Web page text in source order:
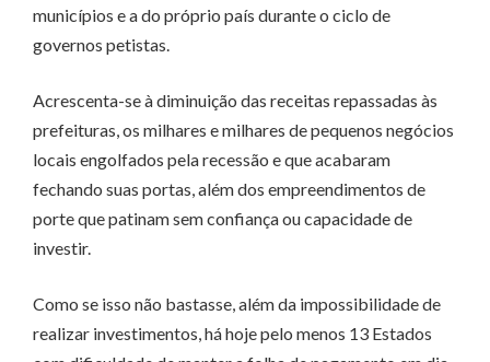
municípios e a do próprio país durante o ciclo de
governos petistas.
Acrescenta-se à diminuição das receitas repassadas às
prefeituras, os milhares e milhares de pequenos negócios
locais engolfados pela recessão e que acabaram
fechando suas portas, além dos empreendimentos de
porte que patinam sem confiança ou capacidade de
investir.
Como se isso não bastasse, além da impossibilidade de
realizar investimentos, há hoje pelo menos 13 Estados